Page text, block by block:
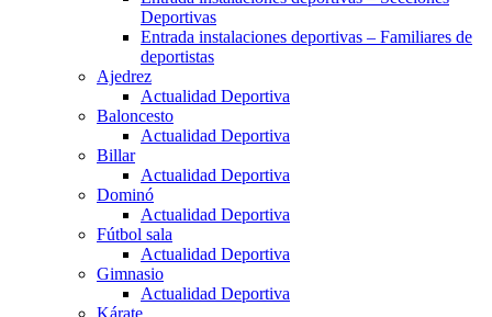
Deportivas
Entrada instalaciones deportivas – Familiares de
deportistas
Ajedrez
Actualidad Deportiva
Baloncesto
Actualidad Deportiva
Billar
Actualidad Deportiva
Dominó
Actualidad Deportiva
Fútbol sala
Actualidad Deportiva
Gimnasio
Actualidad Deportiva
Kárate